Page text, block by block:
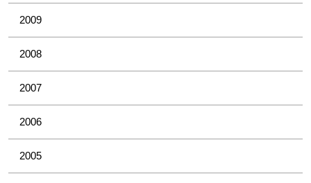
2009
2008
2007
2006
2005